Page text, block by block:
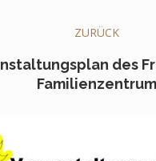
ZURÜCK
des
Familienzentrum